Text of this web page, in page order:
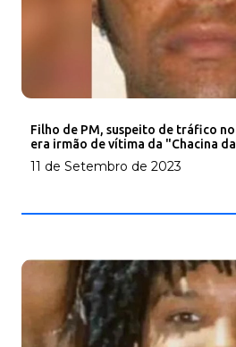
Filho de PM, suspeito de tráfico
era irmão de vítima da "Chacina
11 de Setembro de 2023